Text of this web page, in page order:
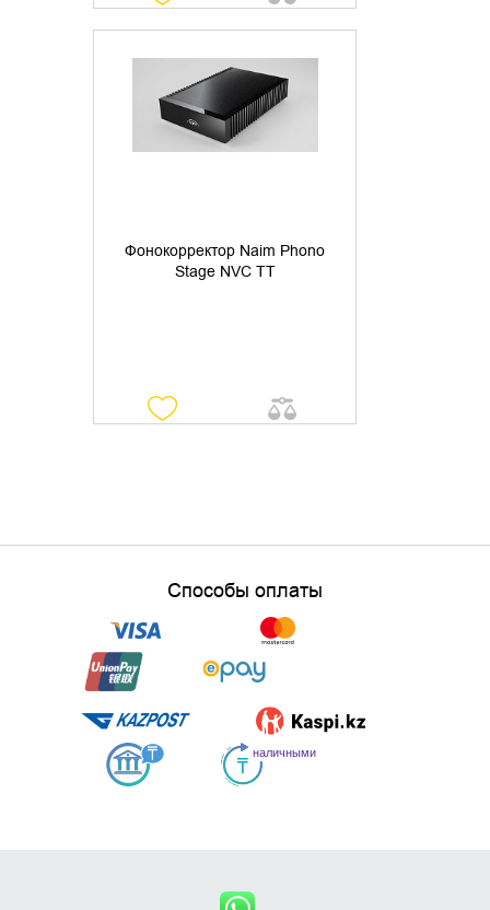
Фонокорректор Naim Phono
Stage NVC TT
УТОЧНИТЬ НАЛИЧИЕ
Способы оплаты